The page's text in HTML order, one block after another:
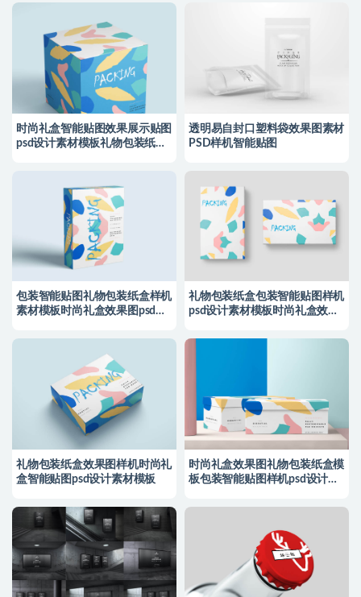
时尚礼盒智能贴图效果展示贴图
psd设计素材模板礼物包装纸盒
透明易自封口塑料袋效果图素材
PSD样机智能贴图
包装智能贴图礼物包装纸盒样机
素材模板时尚礼盒效果图psd设
礼物包装纸盒包装智能贴图样机
psd设计素材模板时尚礼盒效果
礼物包装纸盒效果图样机时尚礼
盒智能贴图psd设计素材模板
时尚礼盒效果图礼物包装纸盒模
板包装智能贴图样机psd设计素